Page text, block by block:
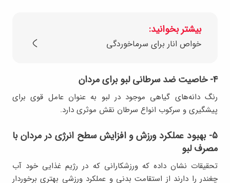
بیشتر بخوانید:
خواص انار برای سرماخوردگی
۴- خاصیت ضد سرطانی لبو برای مردان
رنگ دانه‌های گیاهی موجود در لبو به عنوان عامل قوی برای
پیشگیری و سرکوب انواع سرطان نقش موثری دارد.
۵- بهبود عملکرد ورزش و افزایش سطح انرژی در مردان با
مصرف لبو
تحقیقات نشان داده که ورزشکارانی که در رژیم غذایی خود آب
چغندر را دارند از استقامت بدنی و عملکرد ورزشی بهتری برخوردار